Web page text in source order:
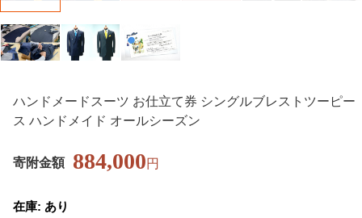
ハンドメードスーツ お仕立て券 シングルブレストツーピー
ス ハンドメイド オールシーズン
寄附金額 884,000円
在庫: あり